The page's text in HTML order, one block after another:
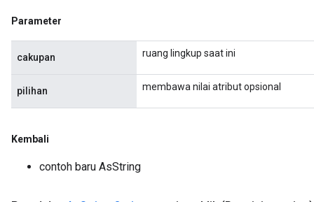
Parameter
cakupan ruang lingkup saat ini
pilihan membawa nilai atribut opsional
Kembali
contoh baru AsString